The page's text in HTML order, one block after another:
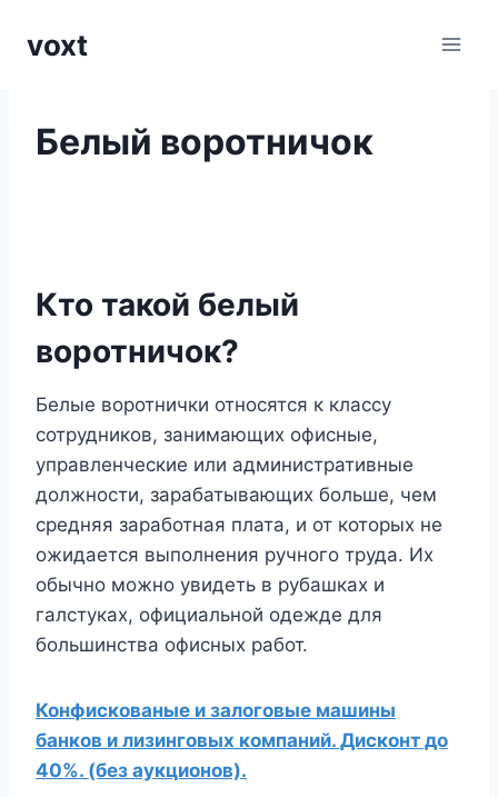
voxt
Белый воротничок
Кто такой белый
воротничок?
Белые воротнички относятся к классу
сотрудников, занимающих офисные,
управленческие или административные
должности, зарабатывающих больше, чем
средняя заработная плата, и от которых не
ожидается выполнения ручного труда. Их
обычно можно увидеть в рубашках и
галстуках, официальной одежде для
большинства офисных работ.
Конфискованые и залоговые машины
банков и лизинговых компаний. Дисконт до
40%. (без аукционов).